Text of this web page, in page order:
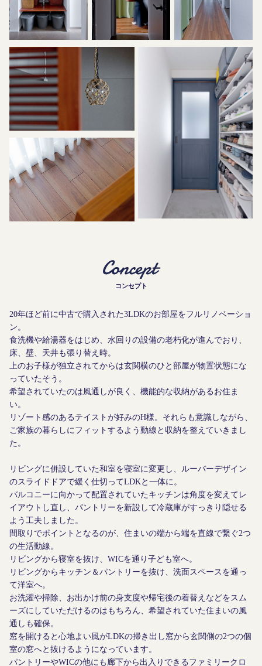
コンセプト
20年ほど前に中古で購入された3LDKのお部屋をフルリノベーショ
ン。
食洗機や給湯器をはじめ、水回りの設備の老朽化が進んでおり、
床、壁、天井も張り替え時。
上のお子様が独立されてからは玄関横のひと部屋が物置状態にな
っていたそう。
希望されていたのは風通しが良く、機能的な収納があるお住ま
い。
リゾート感のあるテイストが好みのH様。それらも意識しながら、
ご家族の暮らしにフィットするよう動線と収納を整えていきまし
た。
リビングに併設していた和室を寝室に変更し、ルーバーデザイン
のスライドドアで緩く仕切ってLDKと一体に。
バルコニーに向かって配置されていたキッチンは角度を変えてレ
イアウトし直し、パントリーを新設して冷蔵庫がすっきり隠せる
よう工夫しました。
間取りでポイントとなるのが、住まいの端から端を直線で繋ぐ2つ
の生活動線。
リビングから寝室を抜け、WICを通り子ども室へ。
リビングからキッチン＆パントリーを抜け、洗面スペースを通っ
て洋室へ。
お洗濯や掃除、お出かけ前の身支度や帰宅後の着替えなどをスム
ーズにしていただけるのはもちろん、希望されていた住まいの風
通しも確保。
窓を開けると心地よい風がLDKの掃き出し窓から玄関側の2つの個
室の窓へと抜けるようになっています。
パントリーやWICの他にも廊下から出入りできるファミリークロ